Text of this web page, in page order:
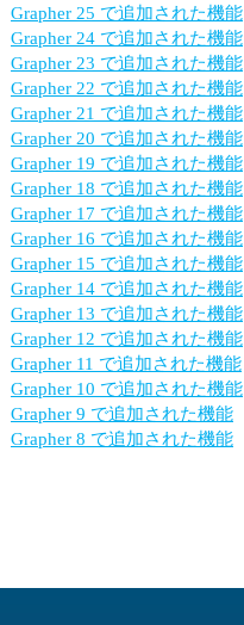
Grapher 25 で追加された機能
Grapher 24 で追加された機能
Grapher 23 で追加された機能
Grapher 22 で追加された機能
Grapher 21 で追加された機能
Grapher 20 で追加された機能
Grapher 19 で追加された機能
Grapher 18 で追加された機能
Grapher 17 で追加された機能
Grapher 16 で追加された機能
Grapher 15 で追加された機能
Grapher 14 で追加された機能
Grapher 13 で追加された機能
Grapher 12 で追加された機能
Grapher 11 で追加された機能
Grapher 10 で追加された機能
Grapher 9 で追加された機能
Grapher 8 で追加された機能